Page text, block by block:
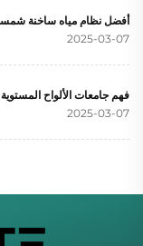
أفضل نظام مياه ساخنة
2025-03-07
فهم جامعات الألواح
2025-03-07